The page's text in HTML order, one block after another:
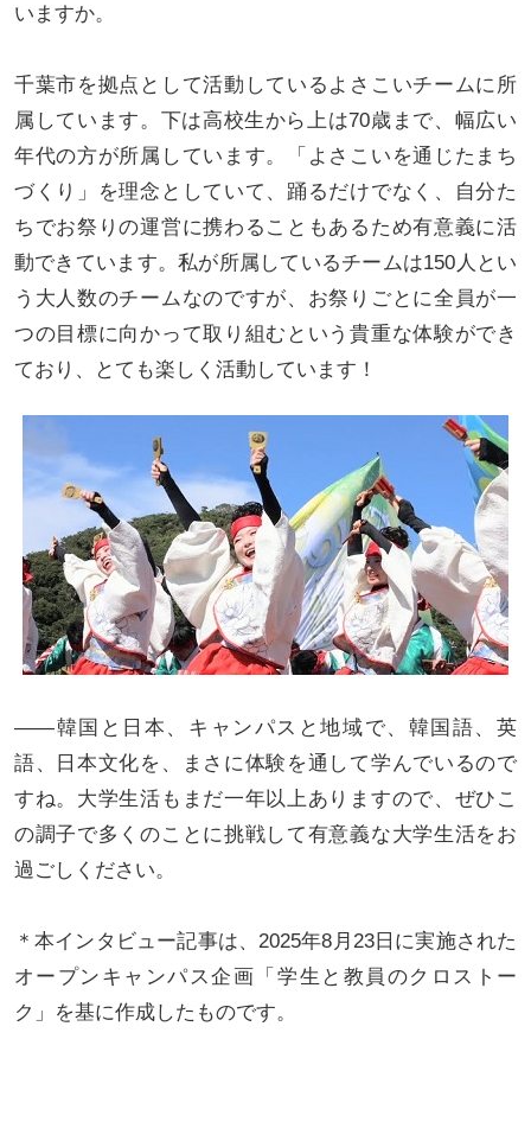
いますか。
千葉市を拠点として活動しているよさこいチームに所
属しています。下は高校生から上は70歳まで、幅広い
年代の方が所属しています。「よさこいを通じたまち
づくり」を理念としていて、踊るだけでなく、自分た
ちでお祭りの運営に携わることもあるため有意義に活
動できています。私が所属しているチームは150人とい
う大人数のチームなのですが、お祭りごとに全員が一
つの目標に向かって取り組むという貴重な体験ができ
ており、とても楽しく活動しています！
――韓国と日本、キャンパスと地域で、韓国語、英
語、日本文化を、まさに体験を通して学んでいるので
すね。大学生活もまだ一年以上ありますので、ぜひこ
の調子で多くのことに挑戦して有意義な大学生活をお
過ごしください。
＊本インタビュー記事は、2025年8月23日に実施された
オープンキャンパス企画「学生と教員のクロストー
ク」を基に作成したものです。